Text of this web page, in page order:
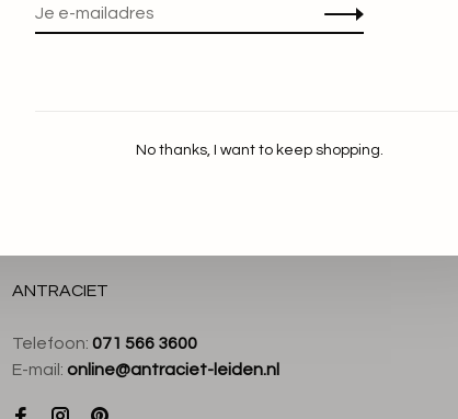
ANTRACIET
Telefoon: 071 566 3600
E-mail: online@antraciet-leiden.nl
No thanks, I want to keep shopping.